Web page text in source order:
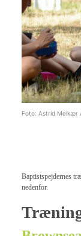
Foto: Astrid Melkær
Baptistspejdernes
nedenfor.